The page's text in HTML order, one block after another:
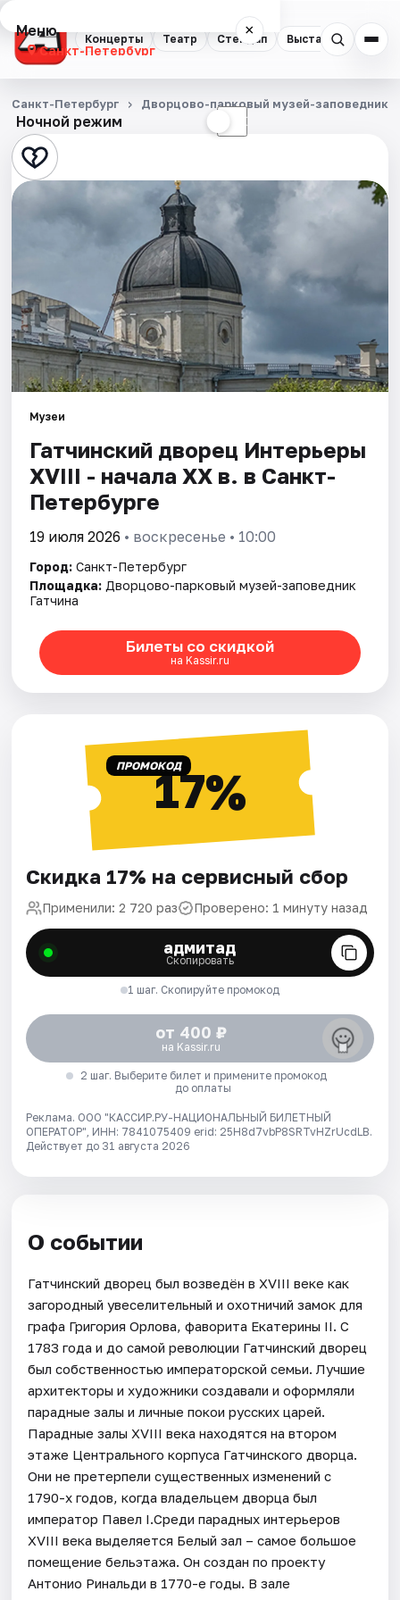
Концерты Театр Стендап Выставки
Меню ×
Санкт-Петербург
Концерты
Театр
Стендап
Выставки
Экскурсии
Спорт
События
Города
Площадки
Артисты
Рейтинги
Ночной режим ☾
Санкт-Петербург Дворцово-парковый музей-заповедник
Музеи
Гатчинский дворец Интерьеры
ХVIII - начала ХХ в. в Санкт-
Петербурге
19 июля 2026 • воскресенье • 10:00
Город: Санкт-Петербург
Площадка: Дворцово-парковый музей-заповедник
Гатчина
Билеты со скидкой
на Kassir.ru
ПРОМОКОД17%
Скидка 17% на сервисный сбор
Применили: 2 720 раз Проверено: 1 минуту назад
адмитад
Скопировать
1 шаг. Скопируйте промокод
от 400 ₽
на Kassir.ru
2 шаг. Выберите билет и примените промокод
до оплаты
Реклама. ООО "КАССИР.РУ-НАЦИОНАЛЬНЫЙ БИЛЕТНЫЙ
ОПЕРАТОР", ИНН: 7841075409 erid: 25H8d7vbP8SRTvHZrUcdLB.
Действует до 31 августа 2026
О событии
Гатчинский дворец был возведён в XVIII веке как
загородный увеселительный и охотничий замок для
графа Григория Орлова, фаворита Екатерины II. С
1783 года и до самой революции Гатчинский дворец
был собственностью императорской семьи. Лучшие
архитекторы и художники создавали и оформляли
парадные залы и личные покои русских царей.
Парадные залы XVIII века находятся на втором
этаже Центрального корпуса Гатчинского дворца.
Они не претерпели существенных изменений с
1790-х годов, когда владельцем дворца был
император Павел I.Среди парадных интерьеров
XVIII века выделяется Белый зал – самое большое
помещение бельэтажа. Он создан по проекту
Антонио Ринальди в 1770-е годы. В зале